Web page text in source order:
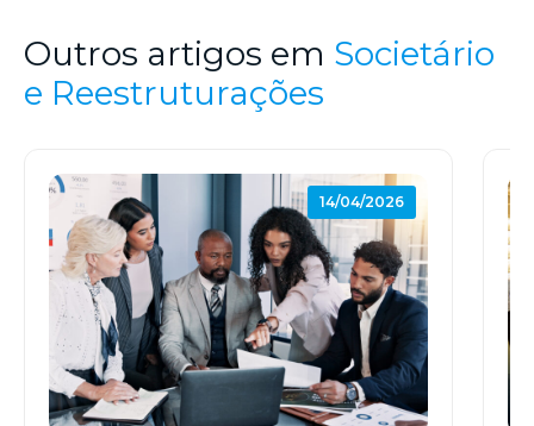
Outros artigos em Societário
e Reestruturações
14/04/2026